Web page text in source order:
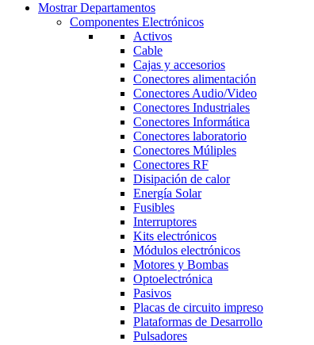
Mostrar Departamentos
Componentes Electrónicos
Activos
Cable
Cajas y accesorios
Conectores alimentación
Conectores Audio/Video
Conectores Industriales
Conectores Informática
Conectores laboratorio
Conectores Múliples
Conectores RF
Disipación de calor
Energía Solar
Fusibles
Interruptores
Kits electrónicos
Módulos electrónicos
Motores y Bombas
Optoelectrónica
Pasivos
Placas de circuito impreso
Plataformas de Desarrollo
Pulsadores